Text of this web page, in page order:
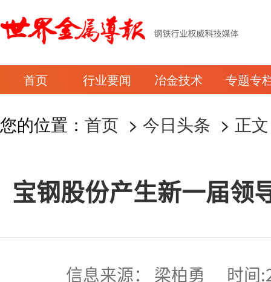
首页 行业要闻 冶金技术 专题专
您的位置： 首页 > 今日头条 > 正文
宝钢股份产生新一届领
信息来源： 梁柏勇 时间